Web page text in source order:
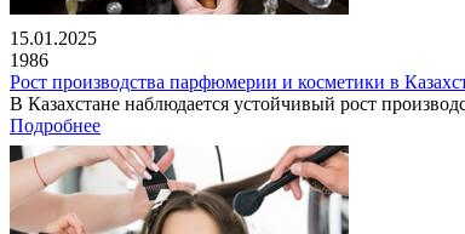
15.01.2025
1986
Рост производства парфюмерии и косметики в
В Казахстане наблюдается устойчивый рост
Подробнее